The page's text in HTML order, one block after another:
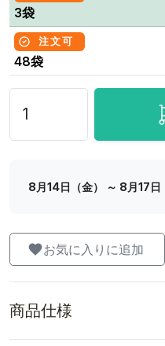
3袋
注文可
48袋
8月14日（金） ～ 8月17日
お気に入りに追加
商品仕様